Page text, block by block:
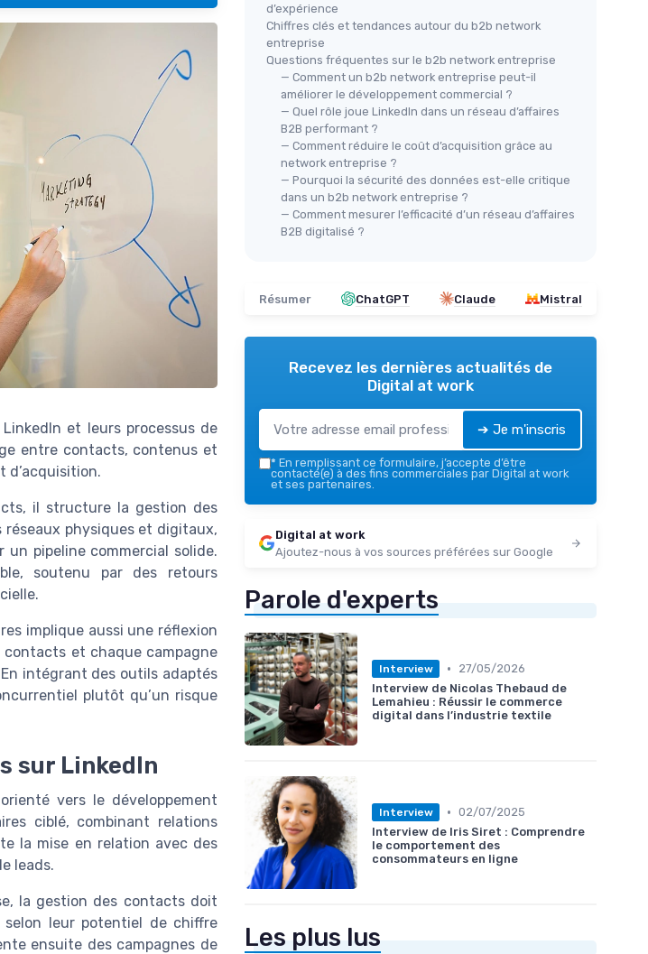
et leurs processus de
entre contacts, contenus et
d’acquisition.
il structure la gestion des
réseaux physiques et digitaux,
pipeline commercial solide.
soutenu par des retours
implique aussi une réflexion
contacts et chaque campagne
intégrant des outils adaptés
plutôt qu’un risque
sur LinkedIn
vers le développement
ciblé, combinant relations
la mise en relation avec des
leads.
la gestion des contacts doit
selon leur potentiel de chiffre
ensuite des campagnes de
d’expérience
Chiffres clés et tendances autour du b2b network
entreprise
Questions fréquentes sur le b2b network entreprise
— Comment un b2b network entreprise peut-il
améliorer le développement commercial ?
— Quel rôle joue LinkedIn dans un réseau d’affaires
B2B performant ?
— Comment réduire le coût d’acquisition grâce au
network entreprise ?
— Pourquoi la sécurité des données est-elle critique
dans un b2b network entreprise ?
— Comment mesurer l’efficacité d’un réseau d’affaires
B2B digitalisé ?
Résumer ChatGPT Claude Mistral
Recevez les dernières actualités de
Digital at work
➔ Je m'inscris
* En remplissant ce formulaire, j’accepte d’être
contacté(e) à des fins commerciales par Digital at work
et ses partenaires.
Digital at work
Ajoutez-nous à vos sources préférées sur Google
Parole d'experts
Interview •
27/05/2026
Interview de Nicolas Thebaud de
Lemahieu : Réussir le commerce
digital dans l’industrie textile
Interview • 02/07/2025
Interview de Iris Siret : Comprendre
le comportement des
consommateurs en ligne
Les plus lus